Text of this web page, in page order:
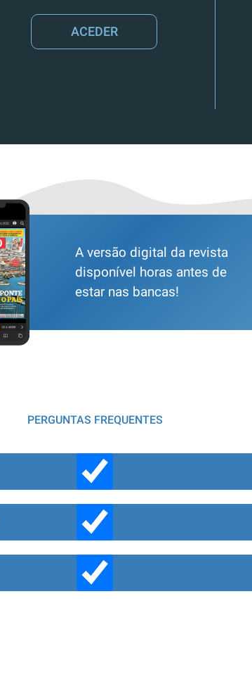
ACEDER
A versão digital da revista
disponível horas antes de
estar nas bancas!
PERGUNTAS FREQUENTES